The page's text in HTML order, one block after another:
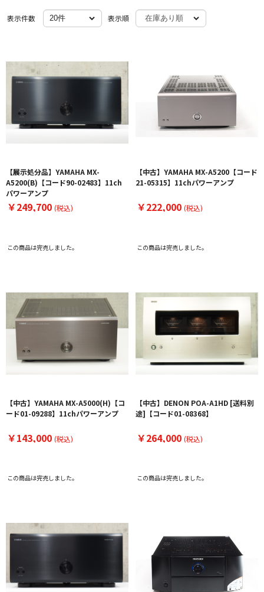
表示件数 表示順
【展示処分品】YAMAHA MX-
A5200(B)【コード90-02483】11ch
パワーアンプ
￥249,700 (税込)
この商品は完売しました。
【中古】YAMAHA MX-A5200【コード
21-05315】11chパワーアンプ
￥222,000 (税込)
この商品は完売しました。
【中古】YAMAHA MX-A5000(H)【コ
ード01-09288】11chパワーアンプ
￥143,000 (税込)
この商品は完売しました。
【中古】DENON POA-A1HD [送料別
途]【コード01-08368】
￥264,000 (税込)
この商品は完売しました。